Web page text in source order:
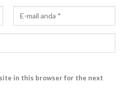
in this browser for the next